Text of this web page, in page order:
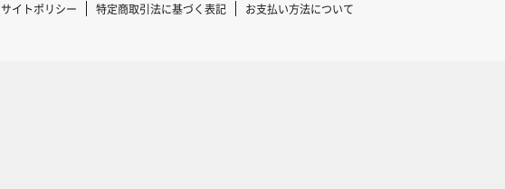
サイトポリシー 特定商取引法に基づく表記 お支払い方法について